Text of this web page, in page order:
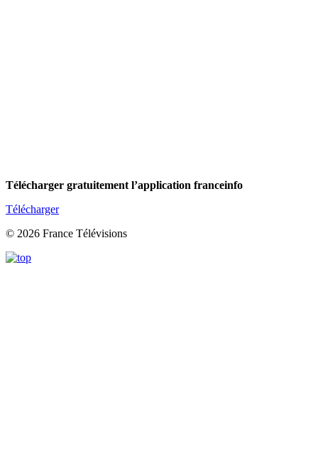
Télécharger gratuitement l’application franceinfo
Télécharger
© 2026 France Télévisions